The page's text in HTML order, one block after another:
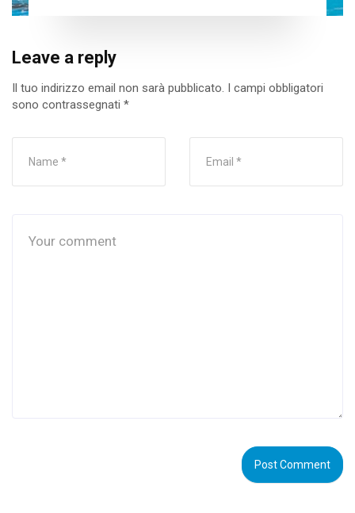
Leave a reply
Il tuo indirizzo email non sarà pubblicato. I campi obbligatori
sono contrassegnati *